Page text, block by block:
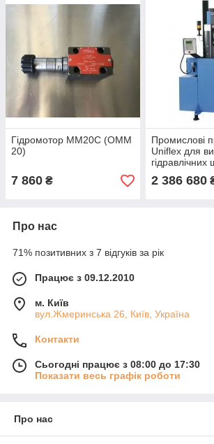
Гідромотор ММ20С (OMM
20)
7 860 ₴
Промислові
Uniflex для
2 386 680
Про нас
71% позитивних з 7 відгуків за рік
Працює з 09.12.2010
м. Київ
вул.Жмеринська 26, Київ, Україна
Контакти
Сьогодні працює з 08:00 до 17:30
Показати весь графік роботи
Про нас